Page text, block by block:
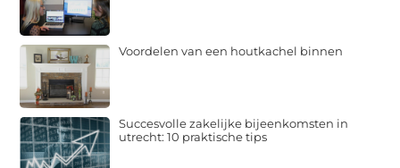
Voordelen van een houtkachel binnen
Succesvolle zakelijke bijeenkomsten in
utrecht: 10 praktische tips